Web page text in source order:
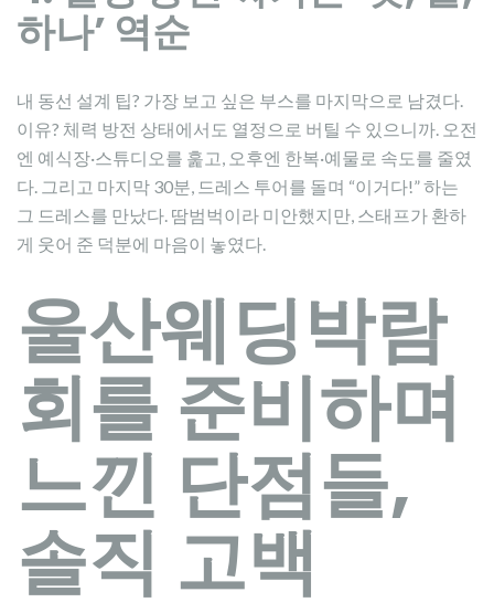
하나’ 역순
내 동선 설계 팁? 가장 보고 싶은 부스를 마지막으로 남겼다.
이유? 체력 방전 상태에서도 열정으로 버틸 수 있으니까. 오전
엔 예식장·스튜디오를 훑고, 오후엔 한복·예물로 속도를 줄였
다. 그리고 마지막 30분, 드레스 투어를 돌며 “이거다!” 하는
그 드레스를 만났다. 땀범벅이라 미안했지만, 스태프가 환하
게 웃어 준 덕분에 마음이 놓였다.
울산웨딩박람
회를 준비하며
느낀 단점들,
솔직 고백